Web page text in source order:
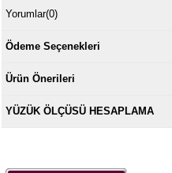
Yorumlar(0)
Ödeme Seçenekleri
Ürün Önerileri
YÜZÜK ÖLÇÜSÜ HESAPLAMA